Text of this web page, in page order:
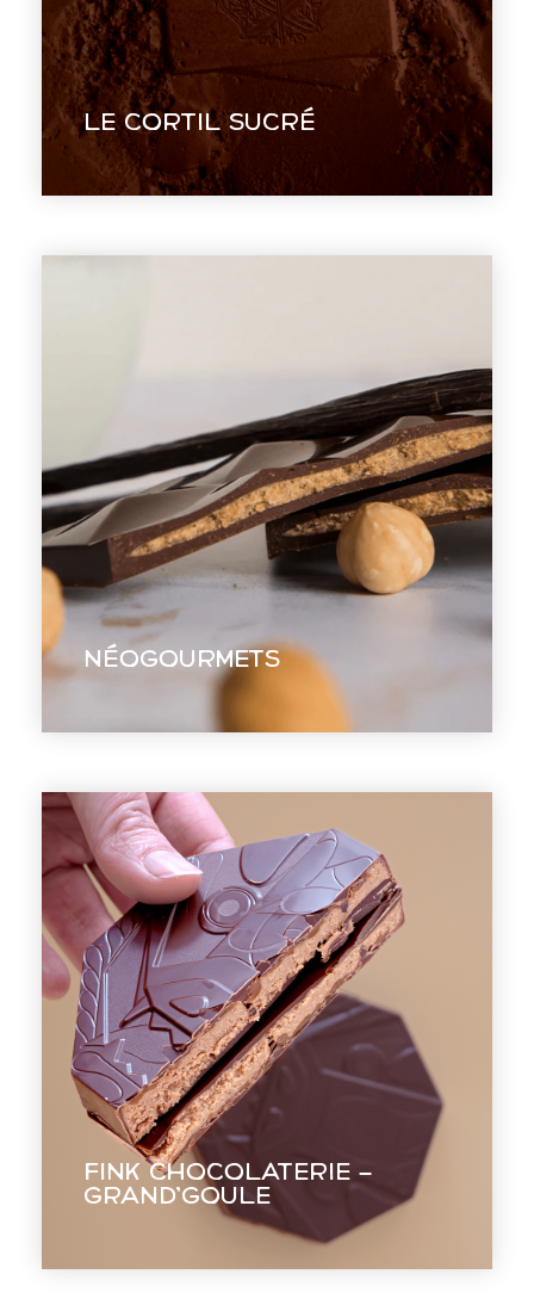
Le Cortil Sucré
Le Cortil Sucré
Une identité visuelle qui raconte un
parcours de vie : entre nature brute et
Art déco.
EN VOIR +
Néogourmets
Néogourmets
nouvelle plateforme de marque.
Fink Chocolaterie –
Grand’Goule
Fink Chocolaterie –
Grand’Goule
Designer une bouchée chocolatée en
s'inspirant d'une légende locale.